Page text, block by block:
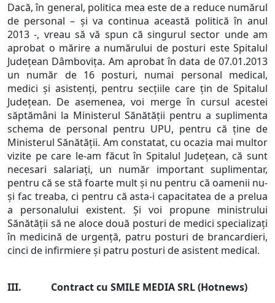
Dacă, în general, politica mea este de a reduce numărul
de personal – și va continua această politică în anul
2013 -, vreau să vă spun că singurul sector unde am
aprobat o mărire a numărului de posturi este Spitalul
Județean Dâmbovița. Am aprobat în data de 07.01.2013
un număr de 16 posturi, numai personal medical,
medici și asistenți, pentru secțiile care țin de Spitalul
Județean. De asemenea, voi merge în cursul acestei
săptămâni la Ministerul Sănătății pentru a suplimenta
schema de personal pentru UPU, pentru că ține de
Ministerul Sănătății. Am constatat, cu ocazia mai multor
vizite pe care le-am făcut în Spitalul Județean, că sunt
necesari salariați, un număr important suplimentar,
pentru că se stă foarte mult și nu pentru că oamenii nu-
și fac treaba, ci pentru că asta-i capacitatea de a prelua
a personalului existent. Și voi propune ministrului
Sănătății să ne aloce două posturi de medici specializați
în medicină de urgență, patru posturi de brancardieri,
cinci de infirmiere și patru posturi de asistent medical.
III. Contract cu SMILE MEDIA SRL (Hotnews)